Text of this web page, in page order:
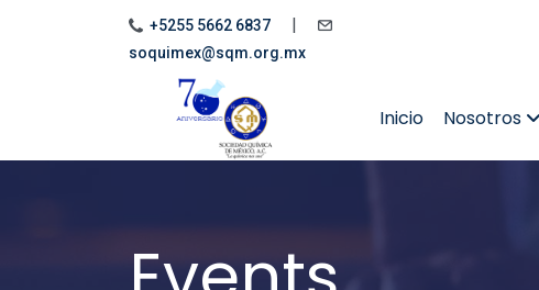
+5255 5662 6837 |
soquimex@sqm.org.mx
Inicio Nosotros